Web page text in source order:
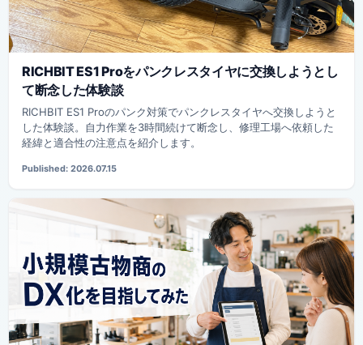
RICHBIT ES1 Proをパンクレスタイヤに交換しようとし
て断念した体験談
RICHBIT ES1 Proのパンク対策でパンクレスタイヤへ交換しようと
した体験談。自力作業を3時間続けて断念し、修理工場へ依頼した
経緯と適合性の注意点を紹介します。
Published: 2026.07.15